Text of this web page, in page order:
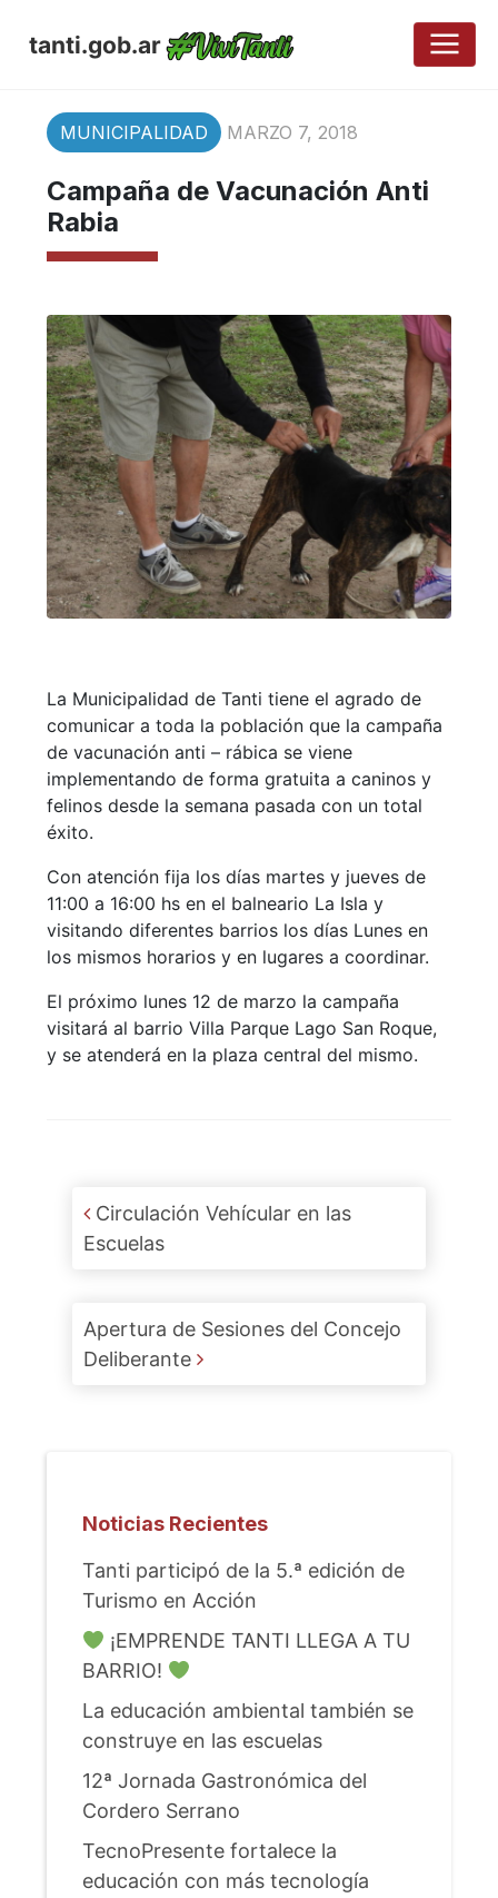
tanti.gob.ar
MUNICIPALIDAD MARZO 7, 2018
Campaña de Vacunación Anti
Rabia
La Municipalidad de Tanti tiene el agrado de
comunicar a toda la población que la campaña
de vacunación anti – rábica se viene
implementando de forma gratuita a caninos y
felinos desde la semana pasada con un total
éxito.
Con atención fija los días martes y jueves de
11:00 a 16:00 hs en el balneario La Isla y
visitando diferentes barrios los días Lunes en
los mismos horarios y en lugares a coordinar.
El próximo lunes 12 de marzo la campaña
visitará al barrio Villa Parque Lago San Roque,
y se atenderá en la plaza central del mismo.
Post navigation
Circulación Vehícular en las
Escuelas
Apertura de Sesiones del Concejo
Deliberante
Noticias Recientes
Tanti participó de la 5.ª edición de
Turismo en Acción
¡EMPRENDE TANTI LLEGA A TU
BARRIO!
La educación ambiental también se
construye en las escuelas
12ª Jornada Gastronómica del
Cordero Serrano
TecnoPresente fortalece la
educación con más tecnología